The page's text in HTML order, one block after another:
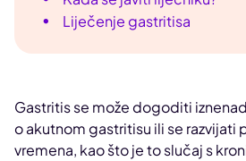
Liječenje gastritisa
Gastritis se može dogoditi
o akutnom gastritisu ili se razvijati
vremena, kao što je to slučaj s